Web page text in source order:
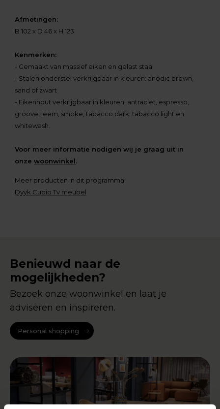
Afmetingen:
B 102 x D 46 x H 123
Kenmerken:
- Gemaakt van massief eiken en gelast staal
- Stalen onderstel verkrijgbaar in kleuren: anodic brown,
sand of zwart
- Eikenhout verkrijgbaar in kleuren: antraciet, espresso,
groove, leem, smoke, tabacco dark, tabacco light en
whitewash.
Voor meer informatie nodigen wij je graag uit in
onze woonwinkel.
Meer producten in dit programma:
Dyyk Cubio Tv meubel
Benieuwd naar de
mogelijkheden?
Bezoek onze woonwinkel en laat je
adviseren en inspireren.
Personal shopping